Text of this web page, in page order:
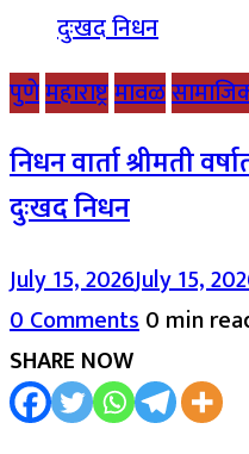
पुणेमहाराष्ट्रमावळ
निधन वार्ता श्रीमती
दुःखद निधन
July 15, 2026July 15,
0 Comments0 min
SHARE NOW